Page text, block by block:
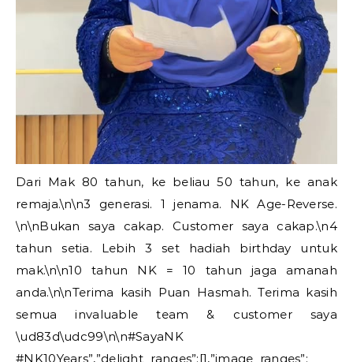
Dari Mak 80 tahun, ke beliau 50 tahun, ke anak
remaja.\n\n3 generasi. 1 jenama. NK Age-Reverse.
\n\nBukan saya cakap. Customer saya cakap.\n4
tahun setia. Lebih 3 set hadiah birthday untuk
mak.\n\n10 tahun NK = 10 tahun jaga amanah
anda.\n\nTerima kasih Puan Hasmah. Terima kasih
semua invaluable team & customer saya
\ud83d\udc99\n\n#SayaNK
#NK10Years”,”delight_ranges”:[],”image_ranges”: